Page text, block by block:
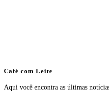
Café com Leite
Aqui você encontra as últimas